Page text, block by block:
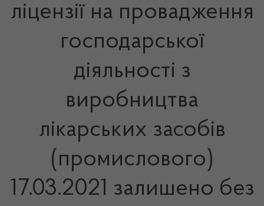
ліцензії на провадження
господарської
діяльності з
виробництва
лікарських засобів
(промислового)
17.03.2021 залишено без